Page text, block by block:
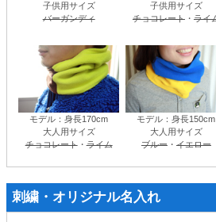
子供用サイズ
バーガンディ
子供用サイズ
チョコレート・ ライ
モデル：身長170cm
大人用サイズ
チョコレート・ライム
モデル：身長150cm
大人用サイズ
ブルー・ イエロー
刺繍・オリジナル名入れ